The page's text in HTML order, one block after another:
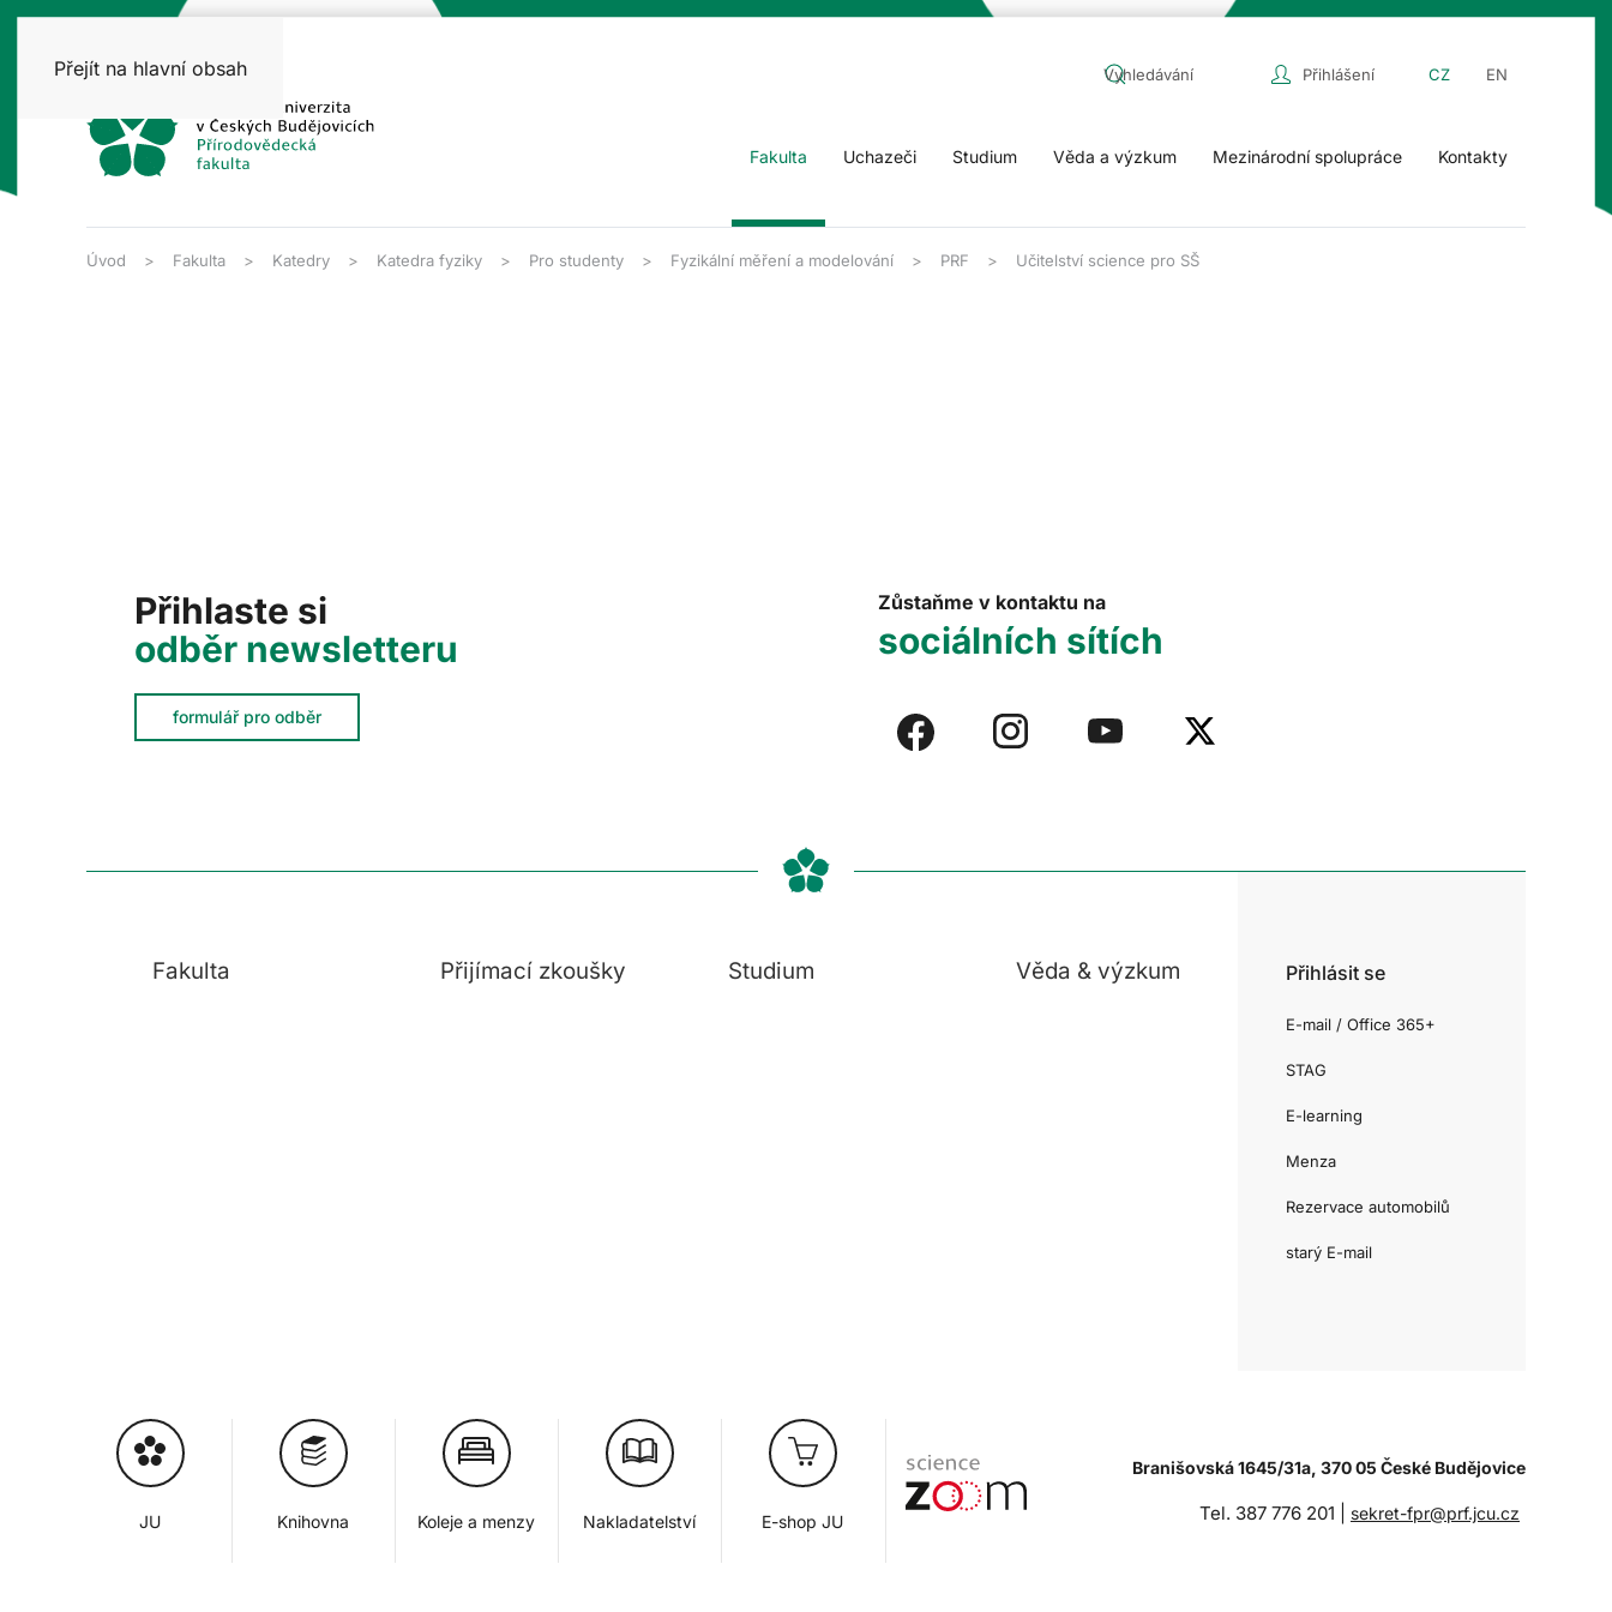
Přejít na hlavní obsah Přihlášení CZ EN
Fakulta Uchazeči Studium Věda a výzkum Mezinárodní spolupráce Kontakty
Úvod Fakulta Katedry Katedra fyziky Pro studenty Fyzikální měření a modelování PRF Učitelství science pro SŠ
Přihlaste si
odběr newsletteru
formulář pro odběr
Zůstaňme v kontaktu na
sociálních sítích
Fakulta Přijímací zkoušky Studium Věda & výzkum Přihlásit se
E-mail / Office 365+
STAG
E-learning
Menza
Rezervace automobilů
starý E-mail
JU Knihovna Koleje a menzy Nakladatelství E-shop JU
Branišovská 1645/31a, 370 05 České Budějovice
Tel. 387 776 201 | sekret-fpr@prf.jcu.cz